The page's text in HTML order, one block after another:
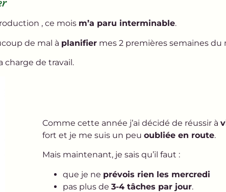
, ce mois m’a paru interminable.
de mal à planifier mes 2 premières semaines du
charge de travail.
Comme cette année j’ai décidé de réussir à
fort et je me suis un peuoubliée en route.
Mais maintenant, je sais qu’il faut :
que je ne prévois rien les mercredi
pas plus de3-4 tâches par jour.